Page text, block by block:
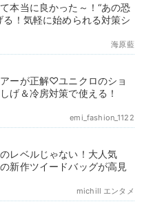
本当に良かった～！“あの恐
る！気軽に始められる対策シ
海原藍
ーが正解♡ユニクロのショ
げ＆冷房対策で使える！
emi_fashion_1122
レベルじゃない！大人気
の新作ツイードバッグが高見
michill エンタメ